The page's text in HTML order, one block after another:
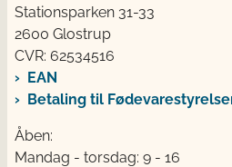
Stationsparken 31-33
2600 Glostrup
CVR: 62534516
EAN
Betaling til
Åben:
Mandag - torsdag: 9 - 16